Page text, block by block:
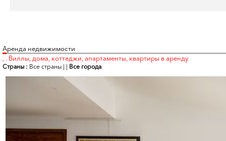
Аренда недвижимости
, . Виллы, дома, коттеджи, апартаменты, квартиры в аренду
Страны : Все страны | | Все города